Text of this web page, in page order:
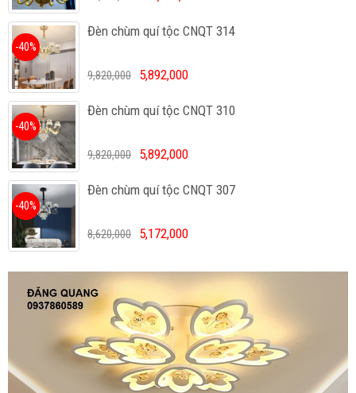
Đèn chùm quí tộc CNQT 314
-40%
9,820,000 5,892,000
Đèn chùm quí tộc CNQT 310
-40%
9,820,000 5,892,000
Đèn chùm quí tộc CNQT 307
-40%
8,620,000 5,172,000